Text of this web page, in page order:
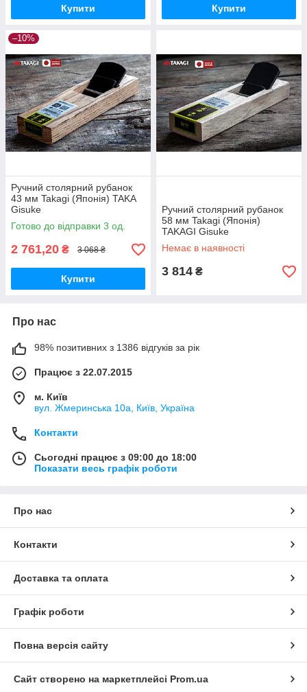
Купити Купити
–10%
Ручний столярний рубанок
43 мм Takagi (Японія) TAKA
Gisuke
Готово до відправки 3 од.
2 761,20 ₴ 3 068 ₴
Купити
Ручний столярний рубанок
58 мм Takagi (Японія)
TAKAGI Gisuke
Немає в наявності
3 814 ₴
Про нас
98% позитивних з 1386 відгуків за рік
Працює з 22.07.2015
м. Київ
вул. Жмеринська 10а, Київ, Україна
Контакти
Сьогодні працює з 09:00 до 18:00
Показати весь графік роботи
Про нас
Контакти
Доставка та оплата
Графік роботи
Повна версія сайту
Сайт створено на маркетплейсі Prom.ua